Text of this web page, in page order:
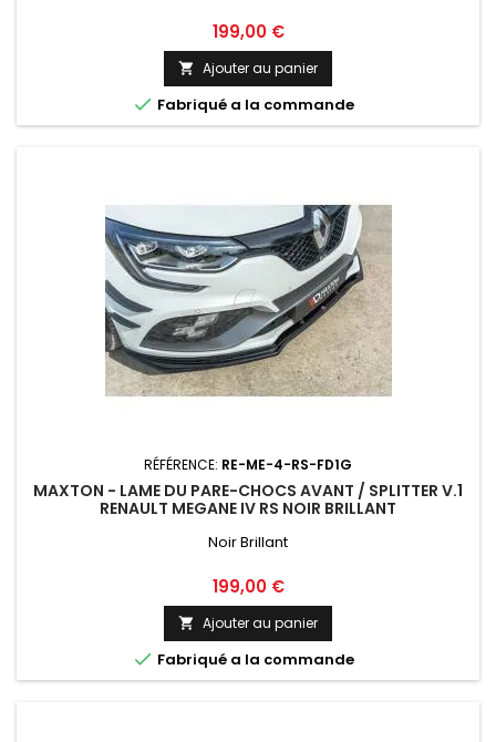
Prix
199,00 €
 Ajouter au panier
 Fabriqué a la commande
RÉFÉRENCE: RE-ME-4-RS-FD1G
MAXTON - LAME DU PARE-CHOCS AVANT / SPLITTER V.1
RENAULT MEGANE IV RS NOIR BRILLANT
Noir Brillant
Prix
199,00 €
 Ajouter au panier
 Fabriqué a la commande